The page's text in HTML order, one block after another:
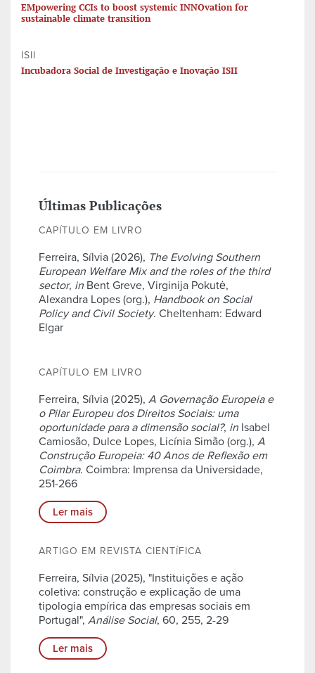
EMpowering CCIs to boost systemic INNOvation for
sustainable climate transition
ISII
Incubadora Social de Investigação e Inovação ISII
Últimas Publicações
CAPÍTULO EM LIVRO
Ferreira, Sílvia (2026), The Evolving Southern
European Welfare Mix and the roles of the third
sector, in Bent Greve, Virginija Pokutė,
Alexandra Lopes (org.), Handbook on Social
Policy and Civil Society. Cheltenham: Edward
Elgar
CAPÍTULO EM LIVRO
Ferreira, Sílvia (2025), A Governação Europeia e
o Pilar Europeu dos Direitos Sociais: uma
oportunidade para a dimensão social?, in Isabel
Camiosão, Dulce Lopes, Licínia Simão (org.), A
Construção Europeia: 40 Anos de Reflexão em
Coimbra. Coimbra: Imprensa da Universidade,
251-266
Ler mais
ARTIGO EM REVISTA CIENTÍFICA
Ferreira, Sílvia (2025), "Instituições e ação
coletiva: construção e explicação de uma
tipologia empírica das empresas sociais em
Portugal", Análise Social, 60, 255, 2-29
Ler mais